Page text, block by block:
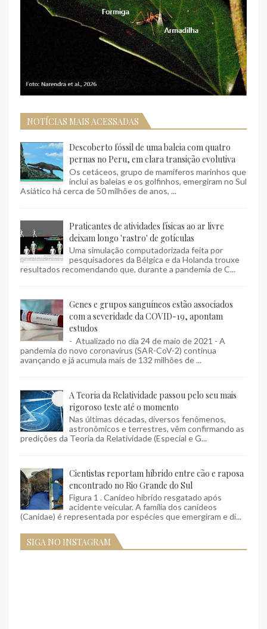
NOTÍCIAS MAIS ACESSADAS
Descoberto fóssil de uma baleia com quatro
pernas no Peru, em clara transição evolutiva
Os cetáceos, grupo de mamíferos marinhos que
inclui as baleias e os golfinhos, emergiram no Sul
Asiático há cerca de 50 milhões de anos, ...
Praticantes de atividades físicas ao ar livre
deixam longo 'rastro' de gotículas
Uma simulação computadorizada feita por
pesquisadores da Bélgica e da Holanda trouxe
resultados recomendando que, durante a pandemia de C...
Genes e grupos sanguíneos estão associados
com a severidade da COVID-19, apontam
estudos
- Atualizado no dia 24 de maio de 2021 - A
pandemia do novo coronavírus (SAR-CoV-2) continua
avançando e já acumula mais de 132 milhões de ...
A Teoria da Relatividade passou pelo seu mais
rigoroso teste até o momento
Nas últimas décadas, diversos fenômenos,
astronômicos e terrestres, vêm confirmando as
predições da Teoria da Relatividade (Especial e G...
Cientistas reportam híbrido entre cão e raposa
encontrado no Rio Grande do Sul
Figura 1 . Canídeo híbrido resgatado após
acidente veicular. A família dos canídeos
(Canidae) é representada por espécies que emergiram e di...
SIGA NO INSTAGRAM